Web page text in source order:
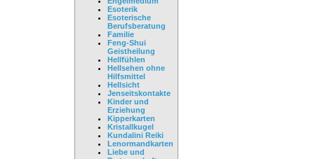
Esoterik
Esoterische
Berufsberatung
Familie
Feng-Shui
Geistheilung
Hellfühlen
Hellsehen ohne
Hilfsmittel
Hellsicht
Jenseitskontakte
Kinder und
Erziehung
Kipperkarten
Kristallkugel
Kundalini Reiki
Lenormandkarten
Liebe und